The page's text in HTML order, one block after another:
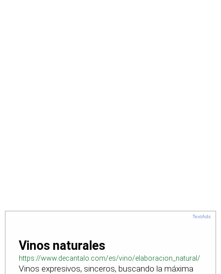
TextAds
Vinos naturales
https://www.decantalo.com/es/vino/elaboracion_natural/
Vinos expresivos, sinceros, buscando la máxima